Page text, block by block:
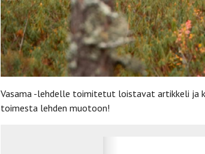
Vasama -lehdelle toimitetut loistavat artikkeli ja
toimesta lehden muotoon!